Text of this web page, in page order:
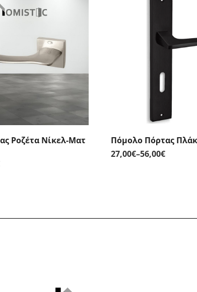
Ροζέτα Νίκελ-Ματ
Πόμολο Πόρτας
27,00€–56,00€Price